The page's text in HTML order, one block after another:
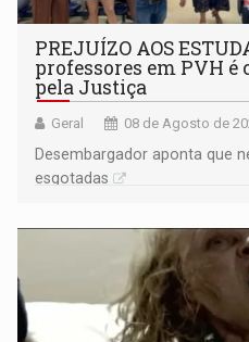
PREJUÍZO AOS
professores em PVH
pela Justiça
Geral 08 de Agosto de
Desembargador aponta que
esgotadas